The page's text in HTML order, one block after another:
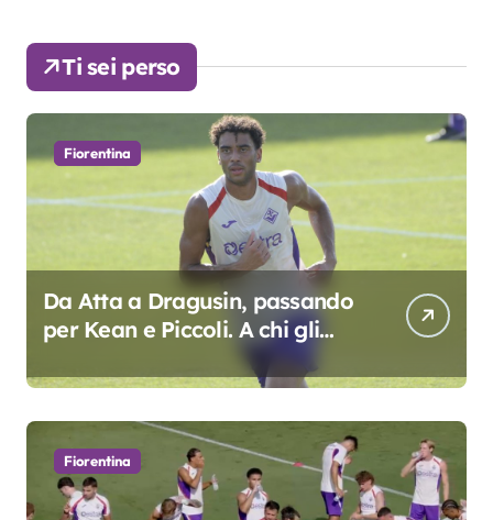
Ti sei perso
Fiorentina
Da Atta a Dragusin, passando
per Kean e Piccoli. A chi gli
oscar del precampionato?
Fiorentina